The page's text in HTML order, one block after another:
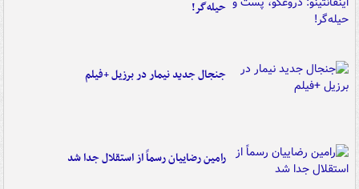
حیله‌گر!
جنجال جدید نیمار در برزیل +فیلم
رامین رضاییان رسماً از استقلال جدا شد